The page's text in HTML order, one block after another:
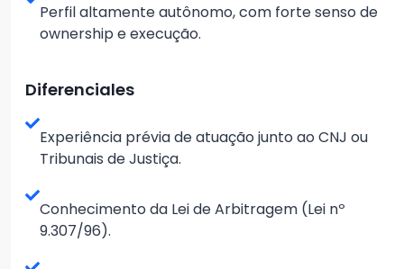
Perfil altamente autônomo, com forte senso de
ownership e execução.
Diferenciales
Experiência prévia de atuação junto ao CNJ ou
Tribunais de Justiça.
Conhecimento da Lei de Arbitragem (Lei nº
9.307/96).